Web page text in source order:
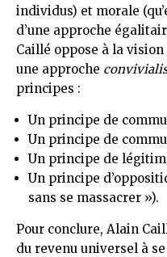
individus) et morale
d’une approche
Caillé oppose à la
une approche
principes :
Un principe de
Un principe de
Un principe de
Un principe
sans se massacrer »).
Pour conclure, Alain
du revenu universel à